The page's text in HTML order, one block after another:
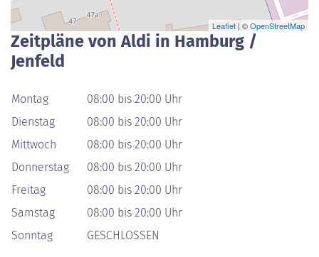
Leaflet | ©OpenStreetMap
Zeitpläne von Aldi in Hamburg /
Jenfeld
Montag
08:00 bis 20:00 Uhr
Dienstag
08:00 bis 20:00 Uhr
Mittwoch
08:00 bis 20:00 Uhr
Donnerstag
08:00 bis 20:00 Uhr
Freitag
08:00 bis 20:00 Uhr
Samstag
08:00 bis 20:00 Uhr
Sonntag
GESCHLOSSEN